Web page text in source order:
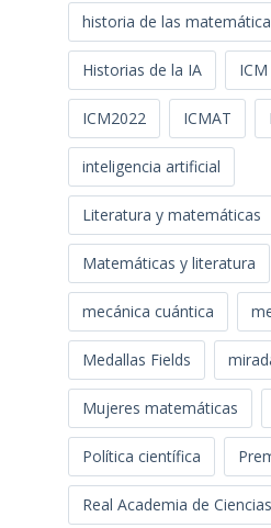
historia de las
Historias de la IA ICM
ICM2022 ICMAT
inteligencia artificial
Literatura y matemáticas
Matemáticas y literatura
mecánica cuántica
Medallas Fields
Mujeres matemáticas
Política científica
Real Academia de Ciencias